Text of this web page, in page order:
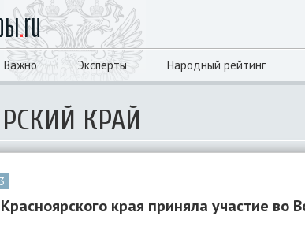
Важно Эксперты Народный рейтинг
КРАЙ
края приняла участие во